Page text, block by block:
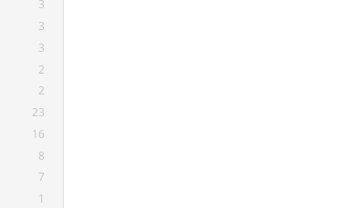
3
3
3
2
2
23
16
8
7
1